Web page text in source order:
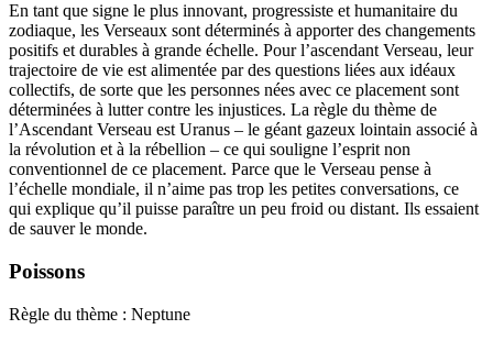
En tant que signe le plus innovant, progressiste et humanitaire du
zodiaque, les Verseaux sont déterminés à apporter des changements
positifs et durables à grande échelle. Pour l’ascendant Verseau, leur
trajectoire de vie est alimentée par des questions liées aux idéaux
collectifs, de sorte que les personnes nées avec ce placement sont
déterminées à lutter contre les injustices. La règle du thème de
l’Ascendant Verseau est Uranus – le géant gazeux lointain associé à
la révolution et à la rébellion – ce qui souligne l’esprit non
conventionnel de ce placement. Parce que le Verseau pense à
l’échelle mondiale, il n’aime pas trop les petites conversations, ce
qui explique qu’il puisse paraître un peu froid ou distant. Ils essaient
de sauver le monde.
Poissons
Règle du thème : Neptune